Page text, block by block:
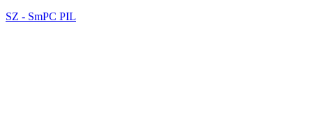
SZ - SmPC PIL